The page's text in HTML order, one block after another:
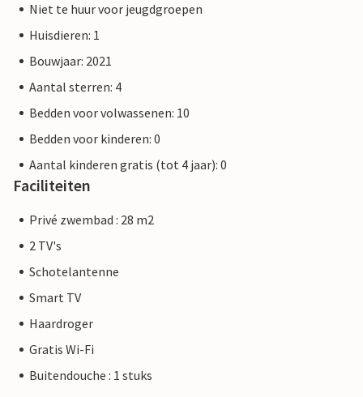
Niet te huur voor jeugdgroepen
Huisdieren: 1
Bouwjaar: 2021
Aantal sterren: 4
Bedden voor volwassenen: 10
Bedden voor kinderen: 0
Aantal kinderen gratis (tot 4 jaar): 0
Faciliteiten
Privé zwembad : 28 m2
2 TV's
Schotelantenne
Smart TV
Haardroger
Gratis Wi-Fi
Buitendouche : 1 stuks